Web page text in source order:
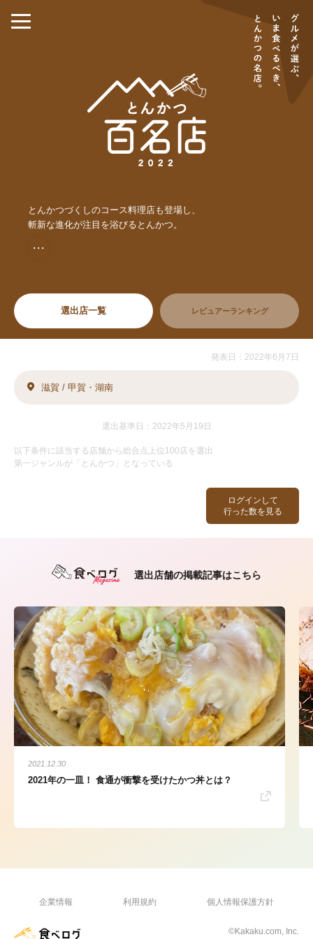
とんかつづくしのコース料理店も登場し、
斬新な進化が注目を浴びるとんかつ。
・・・
選出店一覧 レビュアーランキング
ログインして
行った数を見る
発表日：2022年6月7日
滋賀 / 甲賀・湖南
選出基準日：2022年5月19日
以下条件に該当する店舗から総合点上位100店を選出
第一ジャンルが「とんかつ」となっている
選出店舗の掲載記事はこちら
2021.12.30
2021年の一皿！ 食通が衝撃を受けたかつ丼とは？
企業情報 利用規約 個人情報保護方針
©Kakaku.com, Inc.